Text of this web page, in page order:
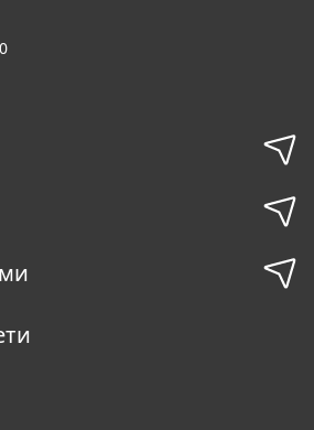
с нами